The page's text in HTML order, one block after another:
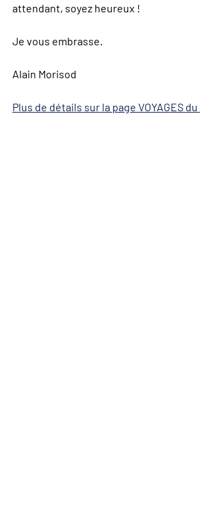
attendant, soyez heureux !
Je vous embrasse.
Alain Morisod
Plus de détails sur la page VOYAGES du